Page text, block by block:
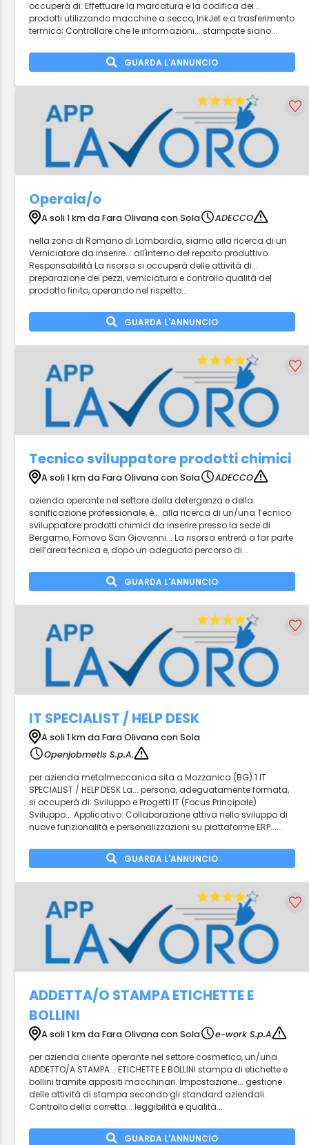
occuperà di: Effettuare la marcatura e la codifica dei...
prodotti utilizzando macchine a secco, InkJet e a trasferimento
termico; Controllare che le informazioni... stampate siano...
GUARDA L'ANNUNCIO
Operaia/o
A soli 1 km da Fara Olivana con Sola
ADECCO
nella zona di Romano di Lombardia, siamo alla ricerca di un
Verniciatore da inserire... all'interno del reparto produttivo.
Responsabilità La risorsa si occuperà delle attività di...
preparazione dei pezzi, verniciatura e controllo qualità del
prodotto finito, operando nel rispetto...
GUARDA L'ANNUNCIO
Tecnico sviluppatore prodotti chimici
A soli 1 km da Fara Olivana con Sola
ADECCO
azienda operante nel settore della detergenza e della
sanificazione professionale, è... alla ricerca di un/una Tecnico
sviluppatore prodotti chimici da inserire presso la sede di
Bergamo, Fornovo San Giovanni... La risorsa entrerà a far parte
dell’area tecnica e, dopo un adeguato percorso di...
GUARDA L'ANNUNCIO
IT SPECIALIST / HELP DESK
A soli 1 km da Fara Olivana con Sola
Openjobmetis S.p.A.
per azienda metalmeccanica sita a Mozzanica (BG) 1 IT
SPECIALIST / HELP DESK La... persona, adeguatamente formata,
si occuperà di: Sviluppo e Progetti IT (Focus Principale)
Sviluppo... Applicativo: Collaborazione attiva nello sviluppo di
nuove funzionalità e personalizzazioni su piattaforme ERP......
GUARDA L'ANNUNCIO
ADDETTA/O STAMPA ETICHETTE E
BOLLINI
A soli 1 km da Fara Olivana con Sola
e-work S.p.A
per azienda cliente operante nel settore cosmetico, un/una
ADDETTO/A STAMPA... ETICHETTE E BOLLINI stampa di etichette e
bollini tramite appositi macchinari. Impostazione... gestione
delle attività di stampa secondo gli standard aziendali.
Controllo della corretta... leggibilità e qualità...
GUARDA L'ANNUNCIO